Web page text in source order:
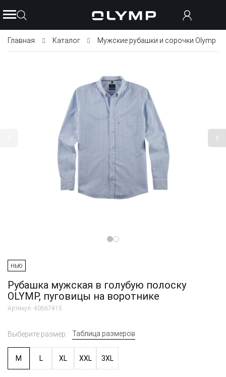
Главная Каталог Мужские рубашки и сорочки Olymp
НЬЮ
Рубашка мужская в голубую полоску
OLYMP, пуговицы на воротнике
Артикул: 40667415
Выберите размер: Таблица размеров
M L XL XXL 3XL